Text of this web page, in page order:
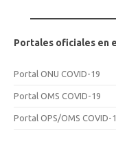
Portales oficiales en
Portal ONU COVID-19
Portal OMS COVID-19
Portal OPS/OMS COVID-